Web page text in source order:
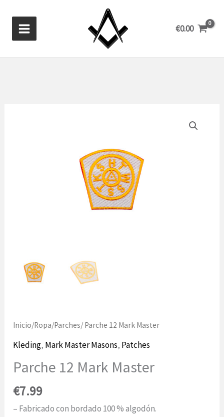
contenido
€0.00
Inicio/Ropa/Parches/ Parche 12 Mark Master
Kleding, Mark Master Masons, Patches
Parche 12 Mark Master
€7.99
– Fabricado con bordado 100 % algodón.